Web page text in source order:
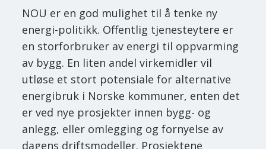
NOU er en god mulighet til å tenke ny
energi-politikk. Offentlig tjenesteytere er
en storforbruker av energi til oppvarming
av bygg. En liten andel virkemidler vil
utløse et stort potensiale for alternative
energibruk i Norske kommuner, enten det
er ved nye prosjekter innen bygg- og
anlegg, eller omlegging og fornyelse av
dagens driftsmodeller. Prosjektene